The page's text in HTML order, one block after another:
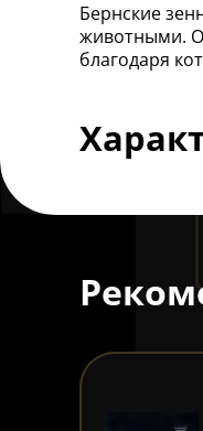
Бернские
животными.
благодаря